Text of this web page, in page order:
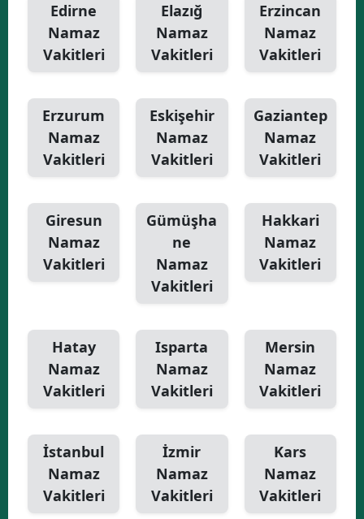
Edirne
Namaz
Vakitleri
Elazığ
Namaz
Vakitleri
Erzincan
Namaz
Vakitleri
Erzurum
Namaz
Vakitleri
Eskişehir
Namaz
Vakitleri
Gaziantep
Namaz
Vakitleri
Giresun
Namaz
Vakitleri
Gümüşha
ne
Namaz
Vakitleri
Hakkari
Namaz
Vakitleri
Hatay
Namaz
Vakitleri
Isparta
Namaz
Vakitleri
Mersin
Namaz
Vakitleri
İstanbul
Namaz
Vakitleri
İzmir
Namaz
Vakitleri
Kars
Namaz
Vakitleri